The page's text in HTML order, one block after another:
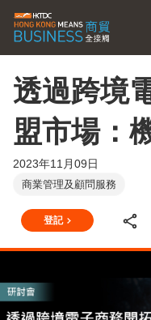
透過跨境
盟市場：
2023年11月09日
商業管理及顧問服務
登記